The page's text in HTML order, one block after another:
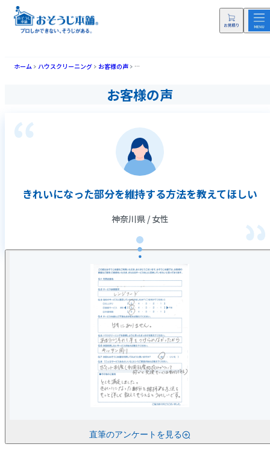
ホーム ハウスクリーニング お客様の声 きれいになった部分を維持する方法を教えてほし
お客様の声
きれいになった部分を維持する方法を教えてほしい
神奈川県 / 女性
直筆のアンケートを見る